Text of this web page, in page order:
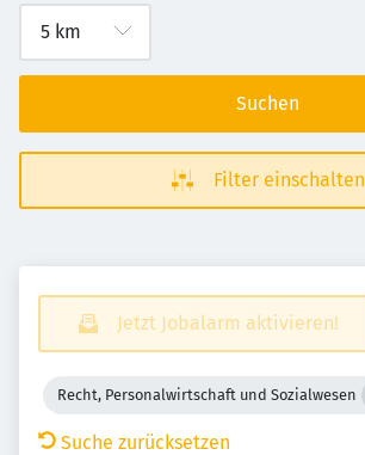
Suchen
Filter einschalten
Jetzt Jobalarm aktivieren!
Recht, Personalwirtschaft und Sozialwesen
Suche zurücksetzen